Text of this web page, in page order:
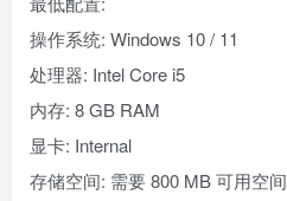
操作系统: Windows 10 / 11
处理器: Intel Core i5
内存: 8 GB RAM
显卡: Internal
存储空间: 需要 800 MB 可用空间